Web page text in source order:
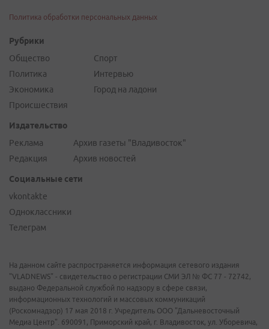
Политика обработки персональных данных
Рубрики
Общество
Политика
Экономика
Происшествия
Спорт
Интервью
Город на ладони
Издательство
Реклама
Редакция
Архив газеты "Владивосток"
Архив новостей
Социальные сети
vkontakte
Одноклассники
Телеграм
На данном сайте распространяется информация сетевого издания
"VLADNEWS" - свидетельство о регистрации СМИ ЭЛ № ФС 77 - 72742,
выдано Федеральной службой по надзору в сфере связи,
информационных технологий и массовых коммуникаций
(Роскомнадзор) 17 мая 2018 г. Учредитель ООО "Дальневосточный
Медиа Центр". 690091, Приморский край, г. Владивосток, ул. Уборевича,